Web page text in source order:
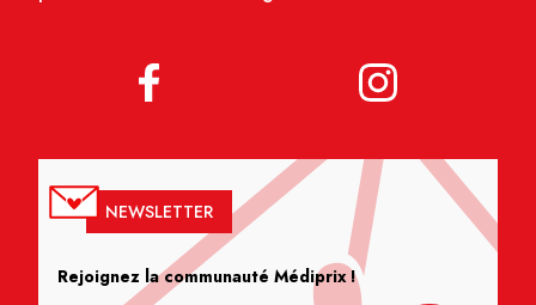
NEWSLETTER
Rejoignez la communauté Médiprix !